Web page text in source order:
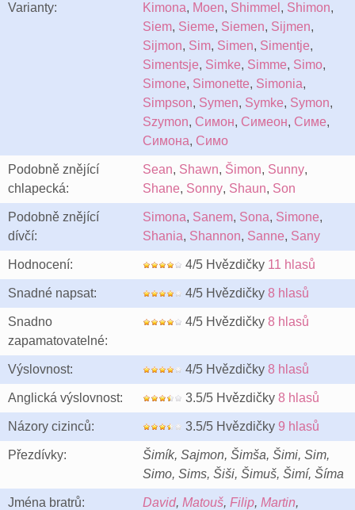
Varianty: Kimona, Moen, Shimmel , Shimon,
Siem, Sieme, Siemen, Sijmen,
Sijmon, Sim, Simen, Simentje,
Simentsje, Simke, Simme, Simo,
Simone, Simonette, Simonia,
Simpson, Symen, Symke, Symon,
Szymon, Симон, Симеон, Симе,
Симона, Симо
Podobně znějící
chlapecká:
Sean, Shawn, Šimon, Sunny,
Shane, Sonny, Shaun, Son
Podobně znějící
dívčí:
Simona, Sanem, Sona, Simone,
Shania, Shannon, Sanne, Sany
Hodnocení: 4/5 Hvězdičky 11 hlasů
Snadné napsat: 4/5 Hvězdičky 8 hlasů
Snadno
zapamatovatelné:
4/5 Hvězdičky 8 hlasů
Výslovnost: 4/5 Hvězdičky 8 hlasů
Anglická výslovnost: 3.5/5 Hvězdičky 8 hlasů
Názory cizinců: 3.5/5 Hvězdičky 9 hlasů
Přezdívky:
Šimík, Sajmon, Šimša, Šimi, Sim,
Simo, Sims, Šiši, Šimuš, Šimí, Šíma
Jména bratrů: David, Matouš, Filip, Martin,